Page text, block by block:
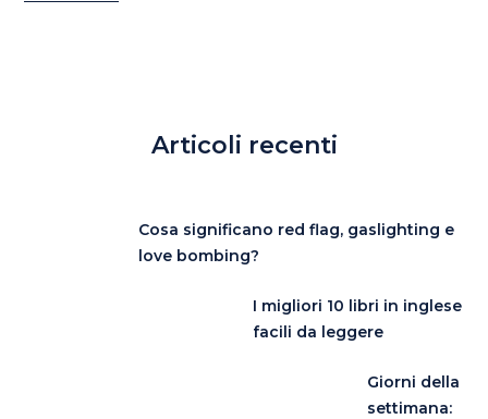
Articoli recenti
Cosa significano red flag, gaslighting e
love bombing?
I migliori 10 libri in inglese
facili da leggere
Giorni della
settimana: